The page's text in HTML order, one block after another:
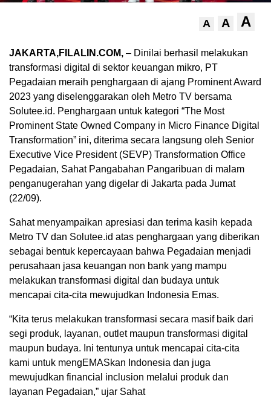
A A A
JAKARTA,FILALIN.COM, – Dinilai berhasil melakukan
transformasi digital di sektor keuangan mikro, PT
Pegadaian meraih penghargaan di ajang Prominent Award
2023 yang diselenggarakan oleh Metro TV bersama
Solutee.id. Penghargaan untuk kategori “The Most
Prominent State Owned Company in Micro Finance Digital
Transformation” ini, diterima secara langsung oleh Senior
Executive Vice President (SEVP) Transformation Office
Pegadaian, Sahat Pangabahan Pangaribuan di malam
penganugerahan yang digelar di Jakarta pada Jumat
(22/09).
Sahat menyampaikan apresiasi dan terima kasih kepada
Metro TV dan Solutee.id atas penghargaan yang diberikan
sebagai bentuk kepercayaan bahwa Pegadaian menjadi
perusahaan jasa keuangan non bank yang mampu
melakukan transformasi digital dan budaya untuk
mencapai cita-cita mewujudkan Indonesia Emas.
“Kita terus melakukan transformasi secara masif baik dari
segi produk, layanan, outlet maupun transformasi digital
maupun budaya. Ini tentunya untuk mencapai cita-cita
kami untuk mengEMASkan Indonesia dan juga
mewujudkan financial inclusion melalui produk dan
layanan Pegadaian,” ujar Sahat